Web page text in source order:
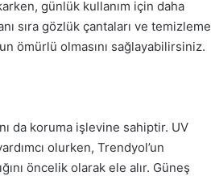
günlük kullanım için daha
sıra gözlük çantaları ve temizleme
ömürlü olmasını sağlayabilirsiniz.
da koruma işlevine sahiptir. UV
olurken, Trendyol’un
öncelik olarak ele alır. Güneş